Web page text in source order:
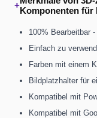
+Komponenten für
100% Bearbeitbar
Einfach zu
Farben mit einem
Bildplatzhalter für
Kompatibel mit
Kompatibel mit